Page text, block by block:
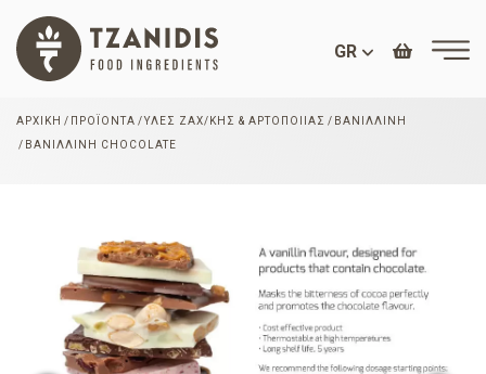
GR
ΑΡΧΙΚΉ ΠΡΟΪΌΝΤΑ ΎΛΕΣ ΖΑΧ/ΚΉΣ & ΑΡΤΟΠΟΙΊΑΣ
ΒΑΝΙΛΛΊΝΗ
ΒΑΝΙΛΛΊΝΗ CHOCOLATE